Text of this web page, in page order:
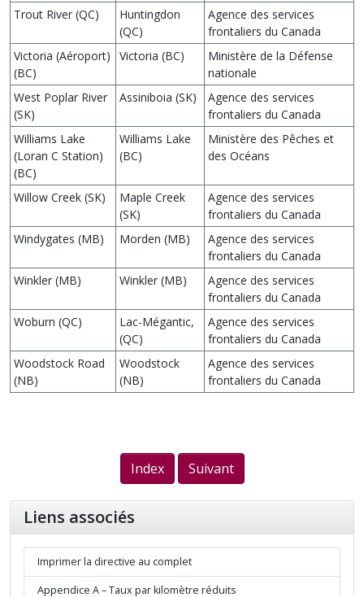
Trout River (QC)
Huntingdon
(QC)
Agence des services
frontaliers du Canada
Victoria (Aéroport)
(BC)
Victoria (BC)
Ministère de la Défense
nationale
West Poplar River
(SK)
Assiniboia (SK)
Agence des services
frontaliers du Canada
Williams Lake
(Loran C Station)
(BC)
Williams Lake
(BC)
Ministère des Pêches et
des Océans
Willow Creek (SK)
Maple Creek
(SK)
Agence des services
frontaliers du Canada
Windygates (MB)
Morden (MB)
Agence des services
frontaliers du Canada
Winkler (MB)
Winkler (MB)
Agence des services
frontaliers du Canada
Woburn (QC)
Lac-Mégantic,
(QC)
Agence des services
frontaliers du Canada
Woodstock Road
(NB)
Woodstock
(NB)
Agence des services
frontaliers du Canada
Index Suivant
Liens associés
Imprimer la directive au complet
Appendice A – Taux par kilomètre réduits